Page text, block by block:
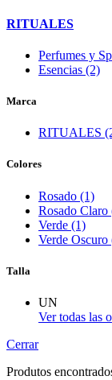
RITUALES
Perfumes y
Esencias (2)
Marca
RITUALES
Colores
Rosado (1)
Rosado Claro
Verde (1)
Verde Oscuro
Talla
UN
Ver todas las
Cerrar
Produtos